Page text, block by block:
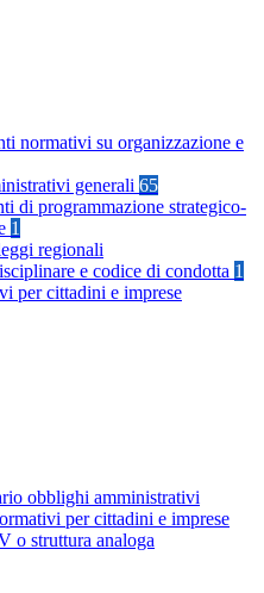
normativi su organizzazione e
generali 65
di programmazione strategico-
1
regionali
e codice di condotta 1
per cittadini e imprese
obblighi amministrativi
per cittadini e imprese
o struttura analoga